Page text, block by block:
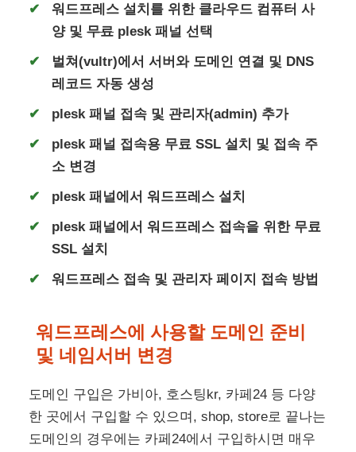
워드프레스 설치를 위한 클라우드 컴퓨터 사
양 및무료plesk 패널 선택
벌쳐(vultr)에서 서버와 도메인 연결 및 DNS
레코드 자동 생성
plesk 패널 접속 및 관리자(admin) 추가
plesk 패널 접속용 무료 SSL 설치 및 접속 주
소 변경
plesk 패널에서 워드프레스 설치
plesk 패널에서 워드프레스 접속을 위한 무료
SSL 설치
워드프레스 접속 및 관리자 페이지 접속 방법
워드프레스에 사용할 도메인 준비
및 네임서버 변경
도메인 구입은 가비아, 호스팅kr, 카페24 등 다양
한 곳에서 구입할 수 있으며, shop, store로 끝나는
도메인의 경우에는 카페24에서 구입하시면 매우